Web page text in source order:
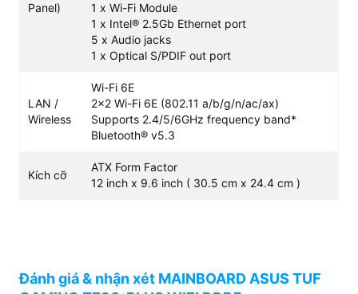
ASUS đã mở rộng diện tích bề mặt của khối tản nhiệt
VRM heatsink để làm mát nhanh chóng khu vực mosfet
và cuộn cảm. Mạch in (PCB) nhiều lớp cũng hỗ trợ tản
công nghệ AI Cooling II cho phép hệ thống tự động đo
đạc nhiệt độ CPU trong quá trình stress-test để tính
toán tốc độ quạt tối thiểu, giúp cân bằng giữa hiệu năng
làm mát và độ ồn.
Khả năng kết nối: Wifi 6E và hệ thống
M.2 siêu tốc
Panel)
1 x Wi-Fi Module
1 x Intel® 2.5Gb Ethernet port
5 x Audio jacks
1 x Optical S/PDIF out port
LAN /
Wireless
Wi-Fi 6E
2x2 Wi-Fi 6E (802.11 a/b/g/n/ac/ax)
Supports 2.4/5/6GHz frequency band*
Bluetooth® v5.3
Kích cỡ
ATX Form Factor
12 inch x 9.6 inch ( 30.5 cm x 24.4 cm )
Đánh giá & nhận xét MAINBOARD ASUS TUF